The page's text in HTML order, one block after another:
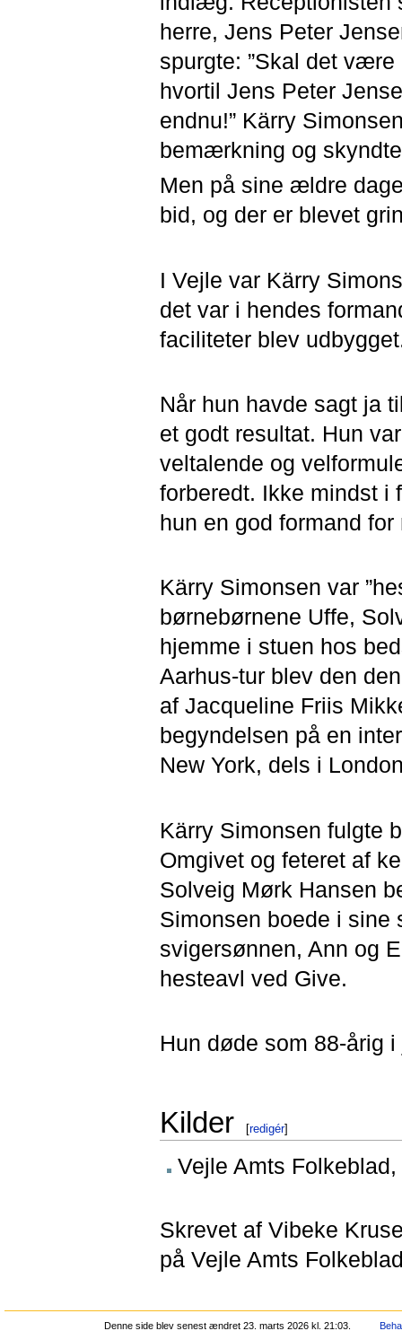
herre, Jens Peter
spurgte: ”Skal det
hvortil Jens Peter
endnu!” Kärry
bemærkning og
Men på sine ældre
bid, og der er blevet
I Vejle var Kärry
det var i hendes
faciliteter blev
Når hun havde sagt ja
et godt resultat. Hun
veltalende og
forberedt. Ikke mindst i
hun en god formand
Kärry Simonsen var
børnebørnene Uffe,
hjemme i stuen hos
Aarhus-tur blev den
af Jacqueline Friis
begyndelsen på en
New York, dels i
Kärry Simonsen fulgte
Omgivet og feteret af
Solveig Mørk Hansen
Simonsen boede i sine
svigersønnen, Ann og
hesteavl ved Give.
Hun døde som 88-årig
Kilder [redigér]
Vejle Amts
Skrevet af Vibeke
på Vejle Amts
Denne side blev senest ændret 23. marts 2026 kl. 21:03.